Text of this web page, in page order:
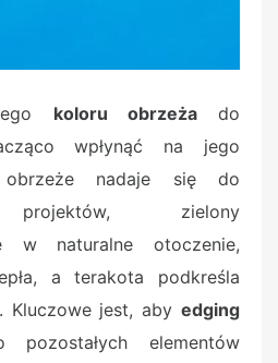
koloru obrzeżado
wpłynąć na jego
obrzeże nadaje się do
projektów, zielony
w naturalne otoczenie,
a terakota podkreśla
Kluczowe jest, aby edging
elementów